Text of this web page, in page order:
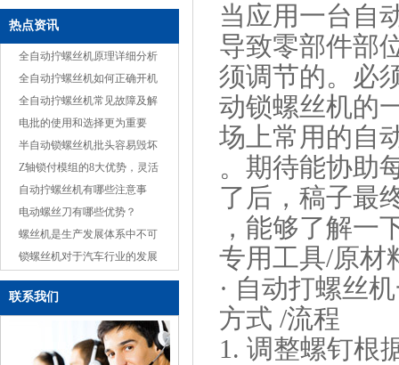
热点资讯
全自动拧螺丝机原理详细分析
全自动拧螺丝机如何正确开机
全自动拧螺丝机常见故障及解
决方案
电批的使用和选择更为重要
半自动锁螺丝机批头容易毁坏
的原因
Z轴锁付模组的8大优势，灵活
适应多种产品
自动拧螺丝机有哪些注意事
项？
电动螺丝刀有哪些优势？
螺丝机是生产发展体系中不可
或缺的机械设备
锁螺丝机对于汽车行业的发展
联系我们
当应用一台自
导致零部件部
须调节的。必
动锁螺丝机的
场上常用的自
。期待能协助
了后，稿子最
，能够了解一
专用工具/原材
· 自动打螺丝
方式 /流程
1. 调整螺钉根